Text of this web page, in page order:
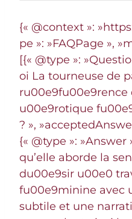
{« @context »:
pe »: »FAQPage »,
[{« @type »:
oi La tourneuse de
u00e9rotique
? »,
{« @type »: »Answer
qu’elle aborde la
du00e9sir u00e0
fu00e9minine avec
subtile et une